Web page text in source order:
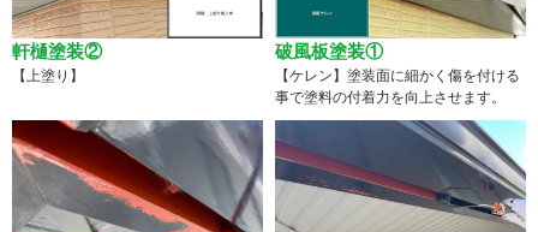
軒樋塗装②
【上塗り】
破風板塗装①
【ケレン】塗装面に細かく傷を付ける
事で塗料の付着力を向上させます。